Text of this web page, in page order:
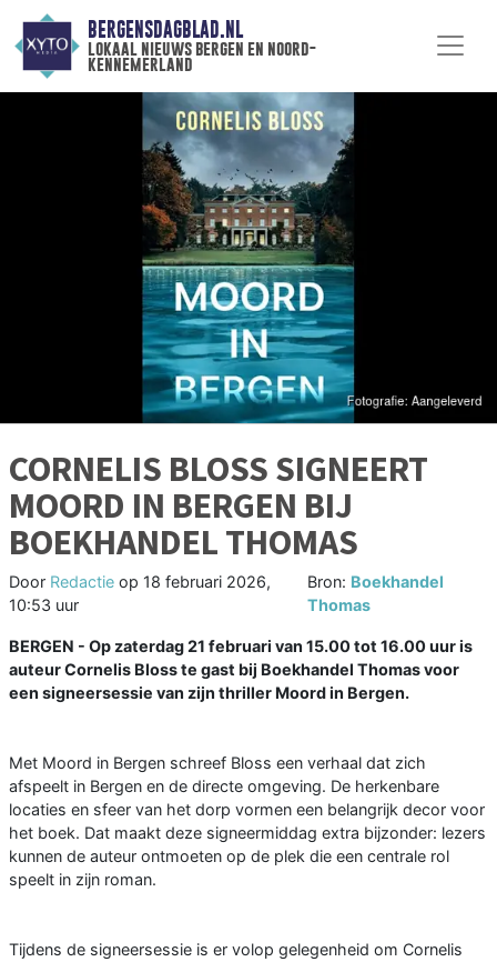
BERGENSDAGBLAD.NL
lokaal nieuws bergen en noord-
kennemerland
CORNELIS BLOSS SIGNEERT
MOORD IN BERGEN BIJ
BOEKHANDEL THOMAS
Door Redactie op 18 februari 2026,
10:53 uur
Bron: Boekhandel
Thomas
BERGEN - Op zaterdag 21 februari van 15.00 tot 16.00 uur is
auteur Cornelis Bloss te gast bij Boekhandel Thomas voor
een signeersessie van zijn thriller Moord in Bergen.
Met Moord in Bergen schreef Bloss een verhaal dat zich
afspeelt in Bergen en de directe omgeving. De herkenbare
locaties en sfeer van het dorp vormen een belangrijk decor voor
het boek. Dat maakt deze signeermiddag extra bijzonder: lezers
kunnen de auteur ontmoeten op de plek die een centrale rol
speelt in zijn roman.
Tijdens de signeersessie is er volop gelegenheid om Cornelis